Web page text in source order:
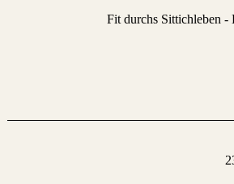
Fit durchs Sittichleben -